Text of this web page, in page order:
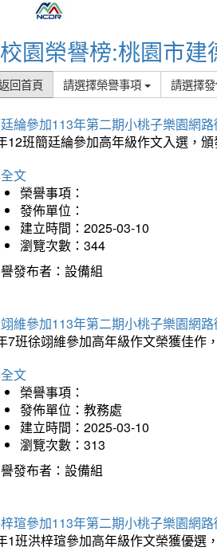
校園榮譽榜:桃園市
回首頁 請選擇榮譽事項 請選擇
綸參加113年第二期小桃子樂園網
12班簡廷綸參加高年級作文入選，
文
榮譽事項：
發佈單位：
建立時間：2025-03-10
瀏覽次數：344
發布者：設備組
維參加113年第二期小桃子樂園網
7班徐翊維參加高年級作文榮獲佳作
文
榮譽事項：
發佈單位：教務處
建立時間：2025-03-10
瀏覽次數：313
發布者：設備組
瑄參加113年第二期小桃子樂園網
1班洪梓瑄參加高年級作文榮獲優選